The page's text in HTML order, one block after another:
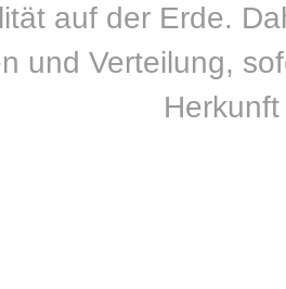
auf der Erde.
und Verteilung,